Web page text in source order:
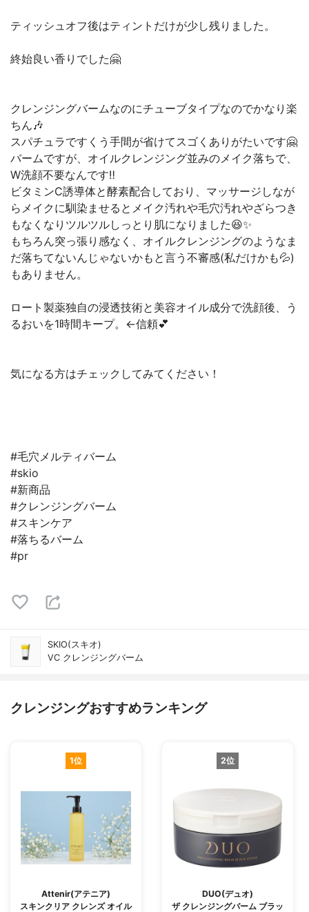
ティッシュオフ後はティントだけが少し残りました。
終始良い香りでした🤗
クレンジングバームなのにチューブタイプなのでかなり楽
ちん🎶
スパチュラですくう手間が省けてスゴくありがたいです🤗
バームですが、オイルクレンジング並みのメイク落ちで、
W洗顔不要なんです‼️
ビタミンC誘導体と酵素配合しており、マッサージしなが
らメイクに馴染ませるとメイク汚れや毛穴汚れやざらつき
もなくなりツルツルしっとり肌になりました😆✨
もちろん突っ張り感なく、オイルクレンジングのようなま
だ落ちてないんじゃないかもと言う不審感(私だけかも💦)
もありません。
ロート製薬独自の浸透技術と美容オイル成分で洗顔後、う
るおいを1時間キープ。←信頼💕
気になる方はチェックしてみてください！
#毛穴メルティバーム
#skio
#新商品
#クレンジングバーム
#スキンケア
#落ちるバーム
#pr
SKIO(スキオ)
VC クレンジングバーム
クレンジングおすすめランキング
1位
Attenir(アテニア)
スキンクリア クレンズ オイル
2位
DUO(デュオ)
ザ クレンジングバーム ブラッ